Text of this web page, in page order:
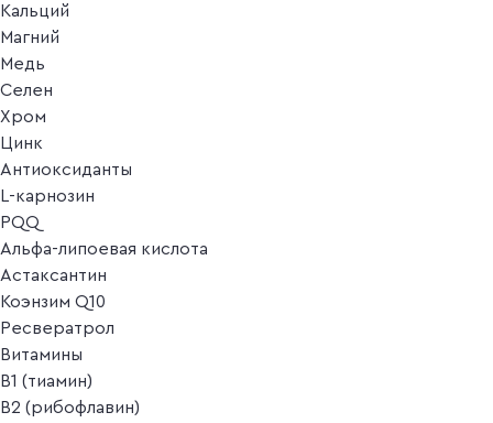
Кальций
Магний
Медь
Селен
Хром
Цинк
Антиоксиданты
L-карнозин
PQQ
Альфа-липоевая кислота
Астаксантин
Коэнзим Q10
Ресвератрол
Витамины
B1 (тиамин)
B2 (рибофлавин)